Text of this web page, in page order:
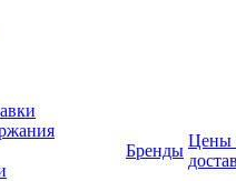
Бренды
Цены